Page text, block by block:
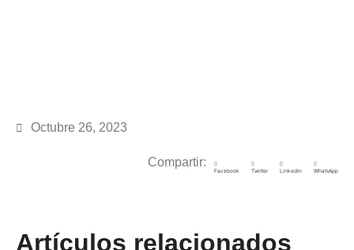
Octubre 26, 2023
Compartir:
Facebook Twitter LinkedIn WhatsApp
Artículos relacionados